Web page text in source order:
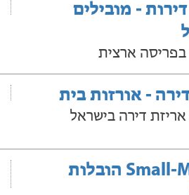
- מובילים
בפריסה ארצית
- אורזות בית
דירה בישראל
Small-Moving הובלות